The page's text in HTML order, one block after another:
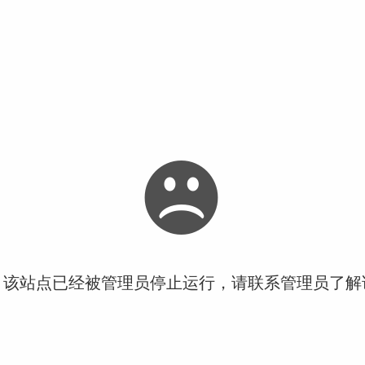
站点已经被管理员停止运行，请联系管理员了